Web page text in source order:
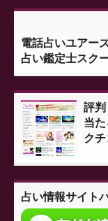
電話占いユアー
占い鑑定士スク
評判
当
ク
占い情報サイト